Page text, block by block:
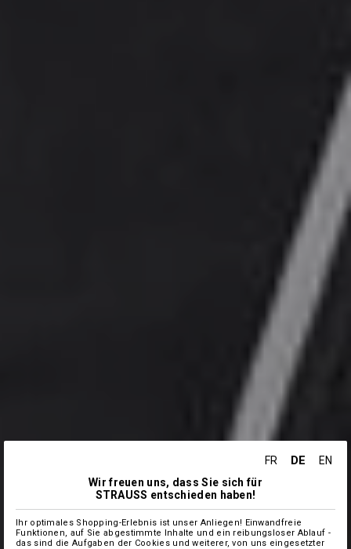
FR DE
EN
Wir freuen uns, dass Sie sich für
STRAUSS entschieden haben!
Ihr optimales Shopping-Erlebnis ist unser Anliegen! Einwandfreie
Funktionen, auf Sie abgestimmte Inhalte und ein reibungsloser Ablauf -
das sind die Aufgaben der Cookies und weiterer, von uns eingesetzter